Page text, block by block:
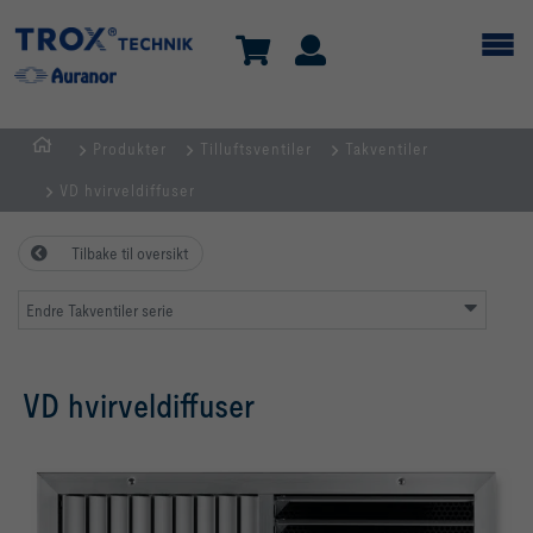
Produkter Tilluftsventiler Takventiler
VD hvirveldiffuser
Tilbake til oversikt
Endre Takventiler serie
VD hvirveldiffuser